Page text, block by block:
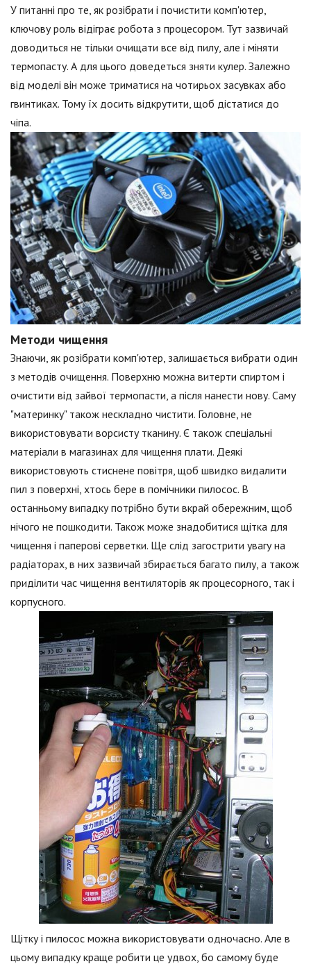
У питанні про те, як розібрати і почистити комп'ютер,
ключову роль відіграє робота з процесором. Тут зазвичай
доводиться не тільки очищати все від пилу, але і міняти
термопасту. А для цього доведеться зняти кулер. Залежно
від моделі він може триматися на чотирьох засувках або
гвинтиках. Тому їх досить відкрутити, щоб дістатися до
чіпа.
Методи чищення
Знаючи, як розібрати комп'ютер, залишається вибрати один
з методів очищення. Поверхню можна витерти спиртом і
очистити від зайвої термопасти, а після нанести нову. Саму
"материнку" також нескладно чистити. Головне, не
використовувати ворсисту тканину. Є також спеціальні
матеріали в магазинах для чищення плати. Деякі
використовують стиснене повітря, щоб швидко видалити
пил з поверхні, хтось бере в помічники пилосос. В
останньому випадку потрібно бути вкрай обережним, щоб
нічого не пошкодити. Також може знадобитися щітка для
чищення і паперові серветки. Ще слід загострити увагу на
радіаторах, в них зазвичай збирається багато пилу, а також
приділити час чищення вентиляторів як процесорного, так і
корпусного.
Щітку і пилосос можна використовувати одночасно. Але в
цьому випадку краще робити це удвох, бо самому буде